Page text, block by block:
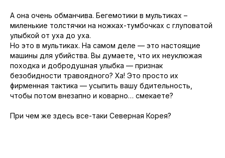
А она очень обманчива. Бегемотики в мультиках –
миленькие толстячки на ножках-тумбочках с глуповатой
улыбкой от уха до уха.
Но это в мультиках. На самом деле — это настоящие
машины для убийства. Вы думаете, что их неуклюжая
походка и добродушная улыбка — признак
безобидности травоядного? Ха! Это просто их
фирменная тактика — усыпить вашу бдительность,
чтобы потом внезапно и коварно… смекаете?
При чем же здесь все-таки Северная Корея?